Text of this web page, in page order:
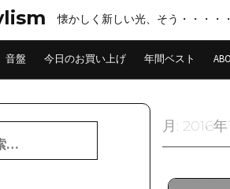
懐かしく新しい光、そう・・・・
音盤 今日のお買い上げ 年間ベスト
月: 2016年